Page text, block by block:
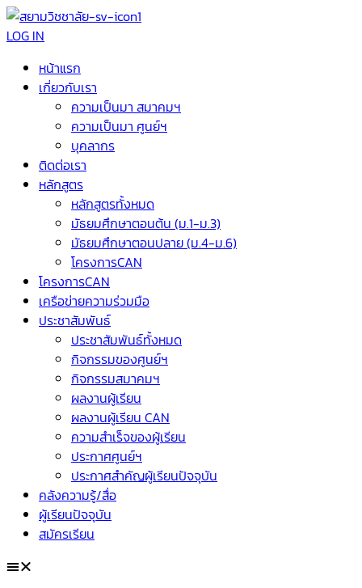
LOG IN
หน้าแรก
เกี่ยวกับเรา
ความเป็นมา สมาคมฯ
ความเป็นมา ศูนย์ฯ
บุคลากร
ติดต่อเรา
หลักสูตร
หลักสูตรทั้งหมด
มัธยมศึกษาตอนต้น (ม.1-ม.3)
มัธยมศึกษาตอนปลาย (ม.4-ม.6)
โครงการCAN
โครงการCAN
เครือข่ายความร่วมมือ
ประชาสัมพันธ์
ประชาสัมพันธ์ทั้งหมด
กิจกรรมของศูนย์ฯ
กิจกรรมสมาคมฯ
ผลงานผู้เรียน
ผลงานผู้เรียน CAN
ความสำเร็จของผู้เรียน
ประกาศศูนย์ฯ
ประกาศสำคัญผู้เรียนปัจจุบัน
คลังความรู้/สื่อ
ผู้เรียนปัจจุบัน
สมัครเรียน